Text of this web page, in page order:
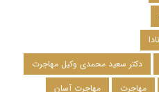
دکتر سعید محمدی وکیل مهاجرت
مهاجرت
مهاجرت آسان